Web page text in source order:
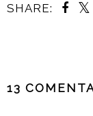
SHARE:
13